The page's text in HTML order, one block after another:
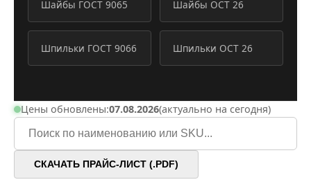
Шайбы ГОСТ 9065 Шайбы ОСТ 26
Шпильки ГОСТ 9066 Шпильки ОСТ 26
Цены обновлены:07.08.2026(актуально на сегодня)
СКАЧАТЬ ПРАЙС-ЛИСТ (.PDF)